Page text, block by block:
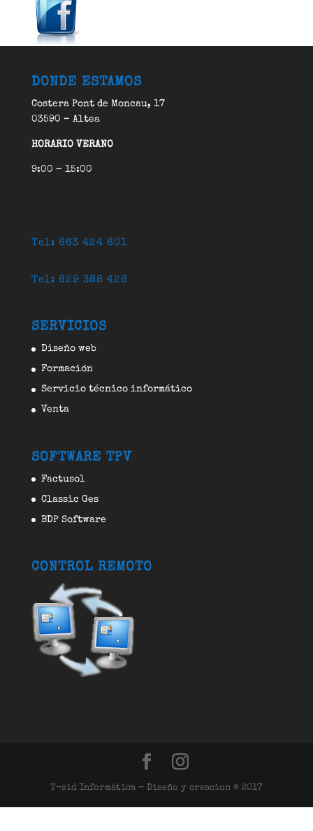
DONDE ESTAMOS
Costera Pont de Moncau, 17
03590 – Altea
HORARIO VERANO
9:00 – 15:00
Tel: 663 424 601
Tel: 629 388 426
SERVICIOS
Diseño web
Formación
Servicio técnico informático
Venta
SOFTWARE TPV
Factusol
Classic Ges
BDP Software
CONTROL REMOTO
T-sid Informática - Diseño y creacion © 2017